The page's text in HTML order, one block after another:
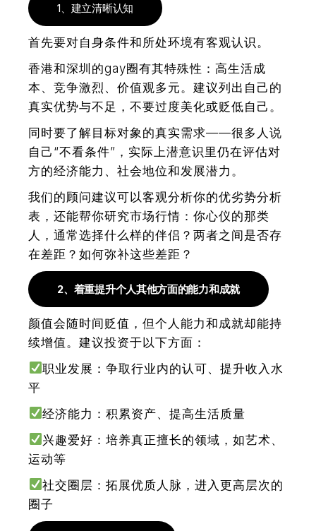
1、建立清晰认知
首先要对自身条件和所处环境有客观认识。
香港和深圳的gay圈有其特殊性：高生活成
本、竞争激烈、价值观多元。建议列出自己的
真实优势与不足，不要过度美化或贬低自己。
同时要了解目标对象的真实需求——很多人说
自己“不看条件”，实际上潜意识里仍在评估对
方的经济能力、社会地位和发展潜力。
我们的顾问建议可以客观分析你的优劣势分析
表，还能帮你研究市场行情：你心仪的那类
人，通常选择什么样的伴侣？两者之间是否存
在差距？如何弥补这些差距？
2、着重提升个人其他方面的能力和成就
颜值会随时间贬值，但个人能力和成就却能持
续增值。建议投资于以下方面：
职业发展：争取行业内的认可、提升收入水
平
经济能力：积累资产、提高生活质量
兴趣爱好：培养真正擅长的领域，如艺术、
运动等
社交圈层：拓展优质人脉，进入更高层次的
圈子